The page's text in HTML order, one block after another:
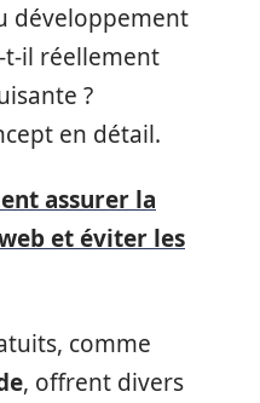
développement
t-il réellement
?
en détail.
assurer la
et éviter les
comme
, offrent divers